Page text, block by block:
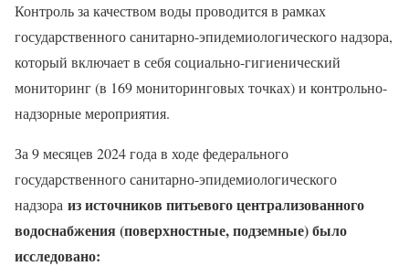
Контроль за качеством воды проводится в рамках
государственного санитарно-эпидемиологического надзора,
который включает в себя социально-гигиенический
мониторинг (в 169 мониторинговых точках) и контрольно-
надзорные мероприятия.
За 9 месяцев 2024 года в ходе федерального
государственного санитарно-эпидемиологического
надзора из источников питьевого централизованного
водоснабжения (поверхностные, подземные) было
исследовано: